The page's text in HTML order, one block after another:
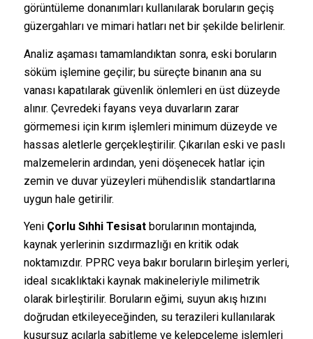
görüntüleme donanımları kullanılarak boruların geçiş
güzergahları ve mimari hatları net bir şekilde belirlenir.
Analiz aşaması tamamlandıktan sonra, eski boruların
söküm işlemine geçilir; bu süreçte binanın ana su
vanası kapatılarak güvenlik önlemleri en üst düzeyde
alınır. Çevredeki fayans veya duvarların zarar
görmemesi için kırım işlemleri minimum düzeyde ve
hassas aletlerle gerçekleştirilir. Çıkarılan eski ve paslı
malzemelerin ardından, yeni döşenecek hatlar için
zemin ve duvar yüzeyleri mühendislik standartlarına
uygun hale getirilir.
Yeni Çorlu Sıhhi Tesisatborularının montajında,
kaynak yerlerinin sızdırmazlığı en kritik odak
noktamızdır. PPRC veya bakır boruların birleşim yerleri,
ideal sıcaklıktaki kaynak makineleriyle milimetrik
olarak birleştirilir. Boruların eğimi, suyun akış hızını
doğrudan etkileyeceğinden, su terazileri kullanılarak
kusursuz açılarla sabitleme ve kelepçeleme işlemleri